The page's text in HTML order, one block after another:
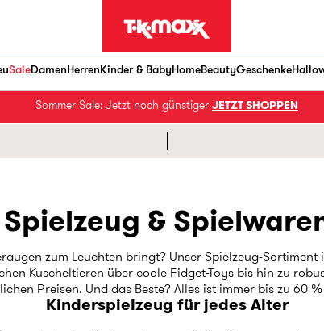
SaleDamenHerrenKinder & BabyHomeBeautyGeschenke
Sommer Sale: Jetzt noch günstiger JETZT SHOPPEN
Spielzeug &
zum Leuchten bringt? Unser Spielzeug-
Kuscheltieren über coole Fidget-Toys bis hin zu
Preisen. Und das Beste? Alles ist immer bis zu 60
Kinderspielzeug für jedes Alter